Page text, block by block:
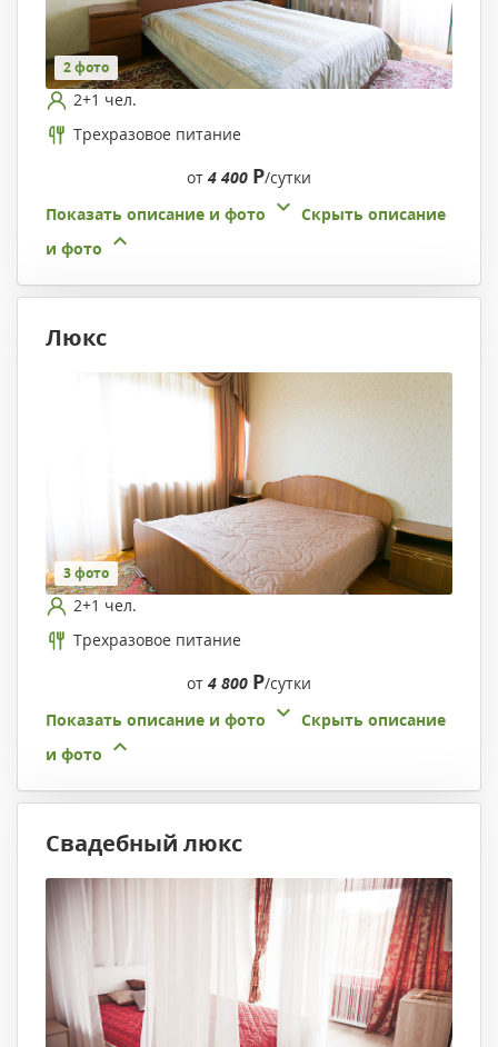
2 фото
2+1 чел.
Трехразовое питание
от 4 400 Р/сутки
Показать описание и фото
Скрыть описание
и фото
Люкс
3 фото
2+1 чел.
Трехразовое питание
от 4 800 Р/сутки
Показать описание и фото
Скрыть описание
и фото
Свадебный люкс